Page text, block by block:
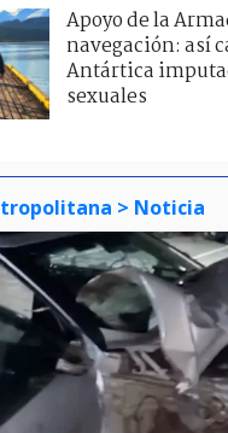
Apoyo de la
navegación: así
Antártica
sexuales
> Noticia